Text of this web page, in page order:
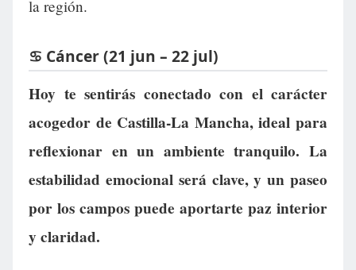
la región.
♋ Cáncer (21 jun – 22 jul)
Hoy te sentirás conectado con el carácter
acogedor de Castilla-La Mancha, ideal para
reflexionar en un ambiente tranquilo. La
estabilidad emocional será clave, y un paseo
por los campos puede aportarte paz interior
y claridad.